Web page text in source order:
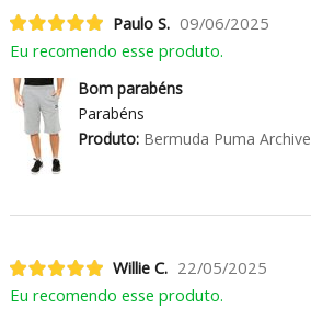
Paulo S. 09/06/2025
Eu recomendo esse produto.
Bom parabéns
Parabéns
Produto:Bermuda Puma Archive
Willie C. 22/05/2025
Eu recomendo esse produto.